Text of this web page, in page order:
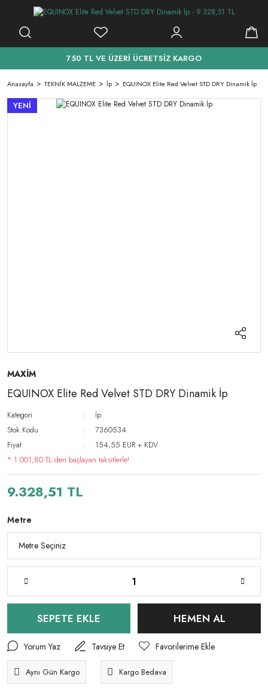
750 TL VE ÜZERİ ÜCRETSİZ KARGO
Anasayfa TEKNİK MALZEME İp EQUINOX Elite Red Velvet STD DRY Dinamik İp
YENİ
MAXİM
EQUINOX Elite Red Velvet STD DRY Dinamik İp
Kategori
İp
Stok Kodu
7360534
Fiyat
154,55 EUR + KDV
* 1.001,80 TL den başlayan taksitlerle!
9.328,51 TL
Metre
SEPETE EKLE HEMEN AL
Yorum Yaz Tavsiye Et
Aynı Gün Kargo Kargo Bedava